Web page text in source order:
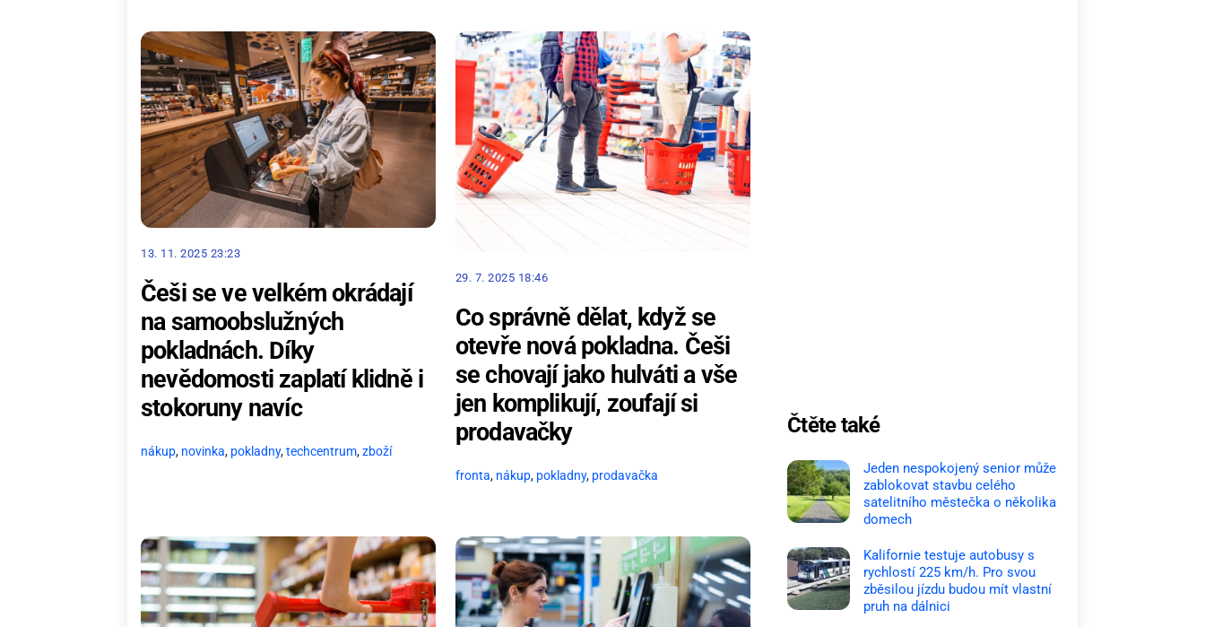
13. 11. 2025 23:23
Češi se ve velkém okrádají
na samoobslužných
pokladnách. Díky
nevědomosti zaplatí klidně i
stokoruny navíc
nákup, novinka, pokladny,techcentrum,zboží
29. 7. 2025 18:46
Co správně dělat, když se
otevře nová pokladna. Češi
se chovají jako hulváti a vše
jen komplikují, zoufají si
prodavačky
fronta, nákup, pokladny, prodavačka
Čtěte také
Jeden nespokojený senior může
zablokovat stavbu celého
satelitního městečka o několika
domech
Kalifornie testuje autobusy s
rychlostí 225 km/h. Pro svou
zběsilou jízdu budou mít vlastní
pruh na dálnici